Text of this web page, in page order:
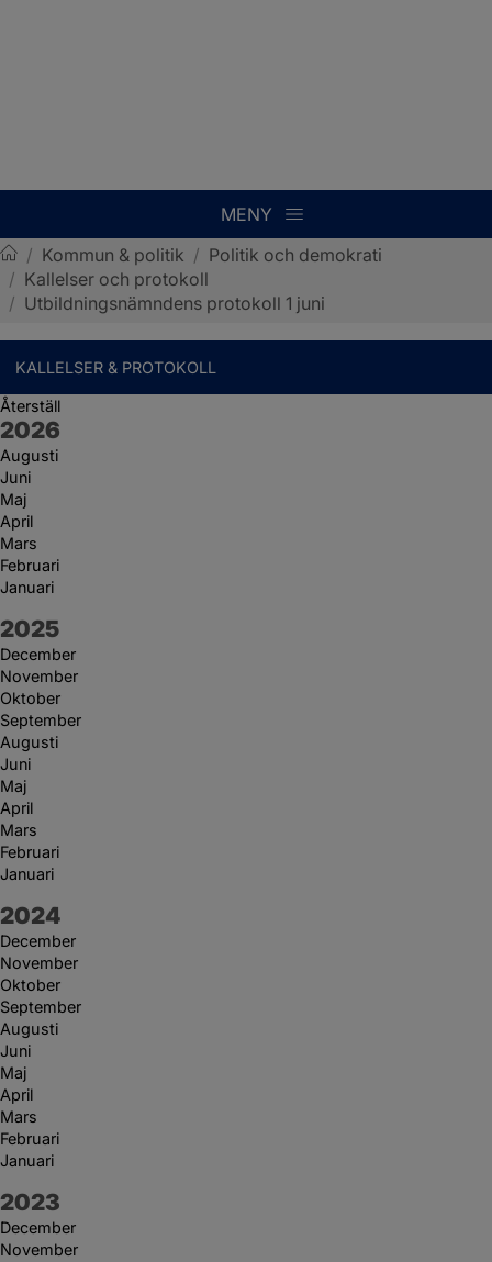
MENY
Sotenäs kommun
/ Kommun & politik / Politik och demokrati
/ Kallelser och protokoll
/ Utbildningsnämndens protokoll 1 juni
KALLELSER & PROTOKOLL
Återställ
År:
2026
Augusti
Juni
Maj
April
Mars
Februari
Januari
År:
2025
December
November
Oktober
September
Augusti
Juni
Maj
April
Mars
Februari
Januari
År:
2024
December
November
Oktober
September
Augusti
Juni
Maj
April
Mars
Februari
Januari
År:
2023
December
November